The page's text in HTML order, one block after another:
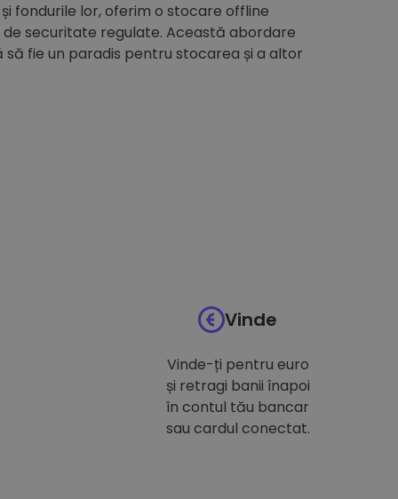
fondurile lor, oferim o stocare offline
securitate regulate. Această abordare
fie un paradis pentru stocarea și a altor
Vinde
Vinde-ți pentru euro
și retragi banii înapoi
în contul tău bancar
sau cardul conectat.